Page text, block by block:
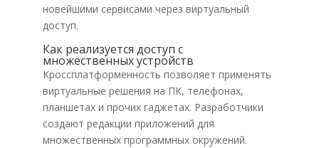
новейшими сервисами через виртуальный
доступ.
Как реализуется доступ с
множественных устройств
Кроссплатформенность позволяет применять
виртуальные решения на ПК, телефонах,
планшетах и прочих гаджетах. Разработчики
создают редакции приложений для
множественных программных окружений.